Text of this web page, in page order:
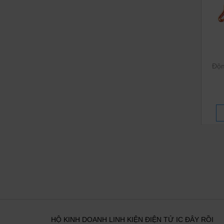
HỘ KINH DOANH LINH KIỆN ĐIỆN TỬ IC ĐÂY RỒI